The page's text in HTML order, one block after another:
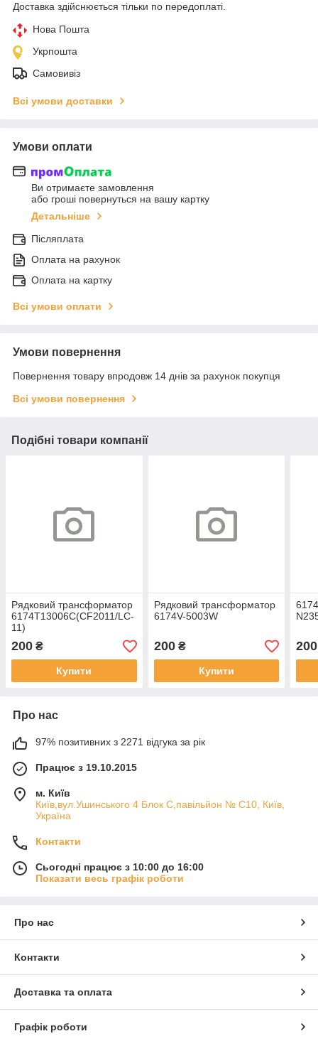
Доставка здійснюється тільки по передоплаті.
Нова Пошта
Укрпошта
Самовивіз
Всі умови доставки
Умови оплати
Ви отримаєте замовлення
або гроші повернуться на вашу картку
Детальніше
Післяплата
Оплата на рахунок
Оплата на картку
Всі умови оплати
Умови повернення
Повернення товару впродовж 14 днів за рахунок покупця
Всі умови повернення
Подібні товари компанії
Рядковий трансформатор
6174T13006C(CF2011/LC-
11)
200 ₴
Купити
Рядковий трансформатор
6174V-5003W
200₴
Купити
200
Про нас
97% позитивних з 2271 відгука за рік
Працює з 19.10.2015
м. Київ
Київ,вул.Ушинського 4 Блок С,павільйон № С10, Київ,
Україна
Контакти
Сьогодні працює з 10:00 до 16:00
Показати весь графік роботи
Про нас
Контакти
Доставка та оплата
Графік роботи